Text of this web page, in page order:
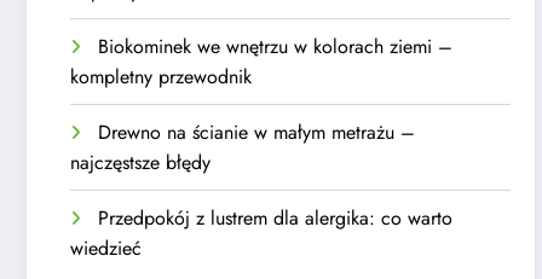
Biokominek we wnętrzu w kolorach ziemi –
kompletny przewodnik
Drewno na ścianie w małym metrażu –
najczęstsze błędy
Przedpokój z lustrem dla alergika: co warto
wiedzieć